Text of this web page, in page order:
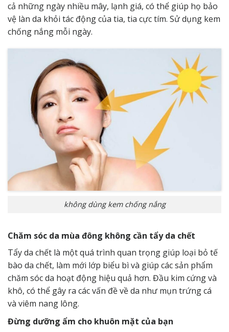
cả những ngày nhiều mây, lạnh giá, có thể giúp họ bảo
vệ làn da khỏi tác động của tia, tia cực tím. Sử dụng kem
chống nắng mỗi ngày.
không dùng kem chống nắng
Chăm sóc da mùa đông không cần tẩy da chết
Tẩy da chết là một quá trình quan trọng giúp loại bỏ tế
bào da chết, làm mới lớp biểu bì và giúp các sản phẩm
chăm sóc da hoạt động hiệu quả hơn. Đầu kim cứng và
khô, có thể gây ra các vấn đề về da như mụn trứng cá
và viêm nang lông.
Đừng dưỡng ẩm cho khuôn mặt của bạn